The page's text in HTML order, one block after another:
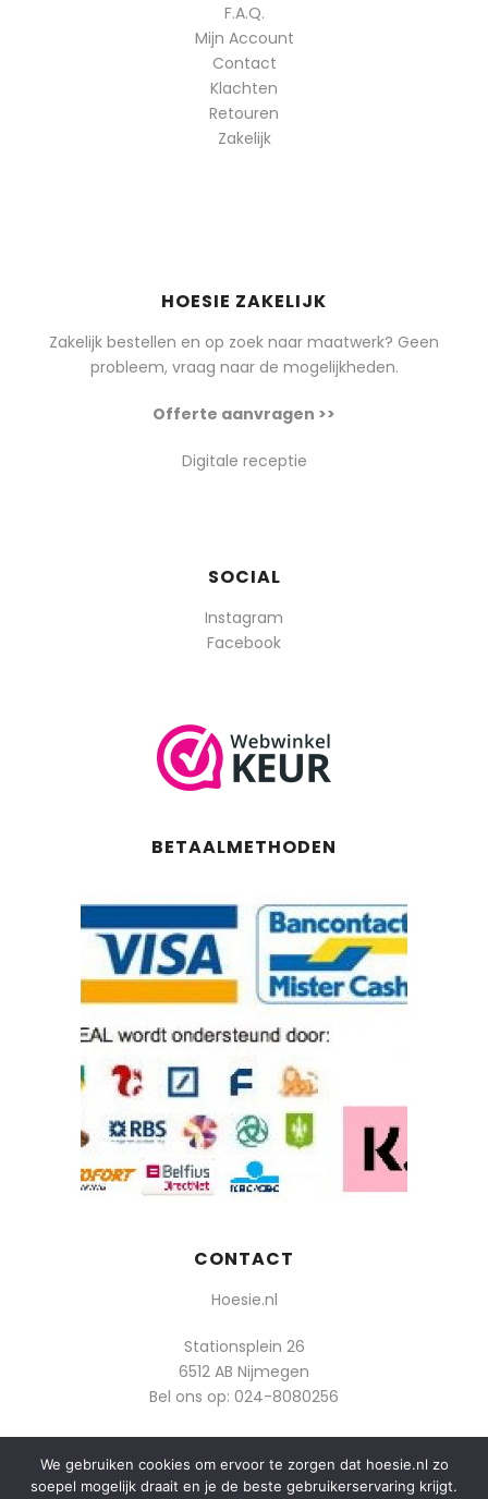
F.A.Q.
Mijn Account
Contact
Klachten
Retouren
Zakelijk
HOESIE ZAKELIJK
Zakelijk bestellen en op zoek naar maatwerk? Geen
probleem, vraag naar de mogelijkheden.
Offerte aanvragen >>
Digitale receptie
SOCIAL
Instagram
Facebook
BETAALMETHODEN
CONTACT
Hoesie.nl
Stationsplein 26
6512 AB Nijmegen
Bel ons op: 024-8080256
Of mail: info@hoesie.nl
We gebruiken cookies om ervoor te zorgen dat hoesie.nl zo
soepel mogelijk draait en je de beste gebruikerservaring krijgt.